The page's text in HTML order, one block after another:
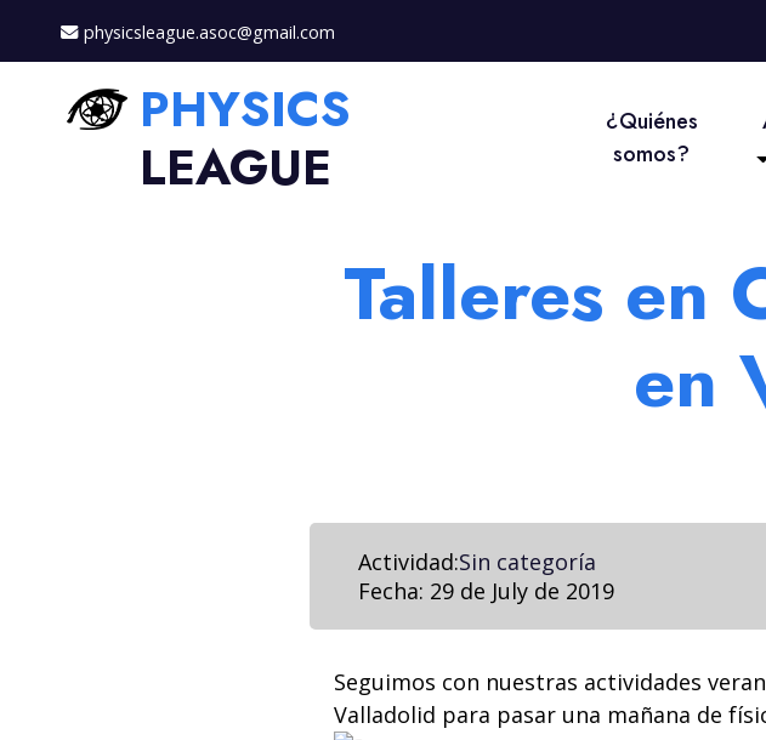
physicsleague.asoc@gmail.com
PHYSICS
LEAGUE
¿Quiénes
somos?
Talleres en
en
Actividad:Sin categoría
Fecha: 29 de July de 2019
Seguimos con nuestras actividades
Valladolid para pasar una mañana de